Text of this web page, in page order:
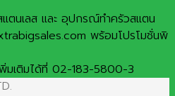
แตนเลส และ อุปกรณ์ทำครัวสแตน
พร้อมโปรโมชั่นพิ
มเติมได้ที่ 02-183-5800-3